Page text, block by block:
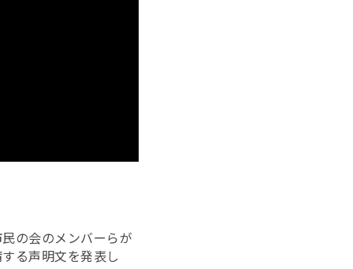
の会のメンバーらが
る声明文を発表し